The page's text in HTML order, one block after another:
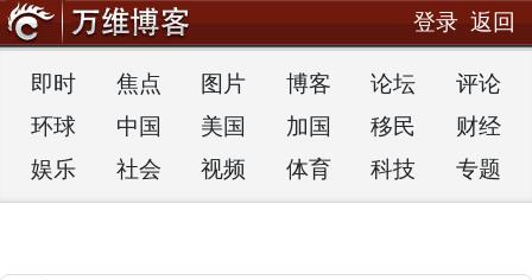
登录 返回
即时 焦点 图片 博客 论坛
评论
环球
中国 美国 加国 移民
财经
娱乐
社会 视频 体育 科技 专题